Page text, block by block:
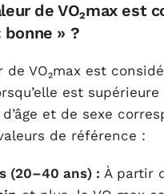
de VO₂max est
bonne » ?
de VO₂max est
est
et de sexe
de référence :
(20–40 ans) : À partir